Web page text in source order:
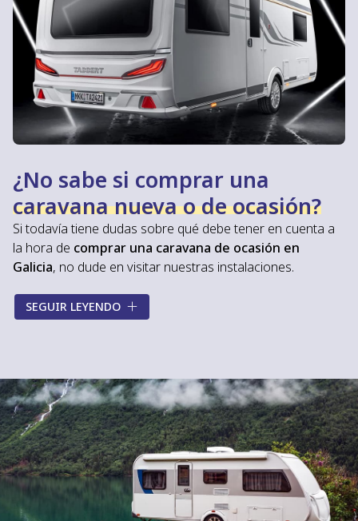
¿No sabe si comprar una
caravana nueva o de ocasión?
Si todavía tiene dudas sobre qué debe tener en cuenta a
la hora de comprar una caravana de ocasión en
Galicia, no dude en visitar nuestras instalaciones.
Gracias a nuestra experiencia en el sector, en
Costale ofreceremos la información que necesita y le
perfecta. Le explicaremos de manera detallada los
diferentes equipamientosde cada una de nuestras
caravanas de ocasión y le informaremos detodas las
rutasque podrá realizar si compra su caravana de
segunda mano o unacaravana nuevacon Caravanas
Costa.
SEGUIR LEYENDO